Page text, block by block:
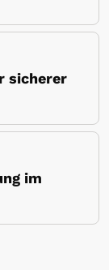
sicherer
im